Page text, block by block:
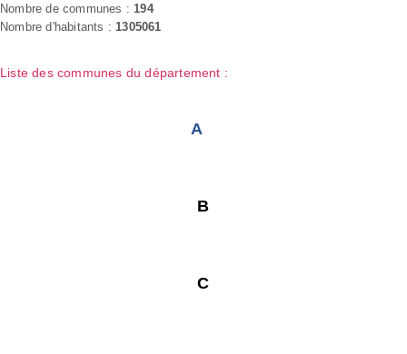
Nombre de communes : 194
Nombre d'habitants : 1305061
Liste des communes du département :
A
B
C